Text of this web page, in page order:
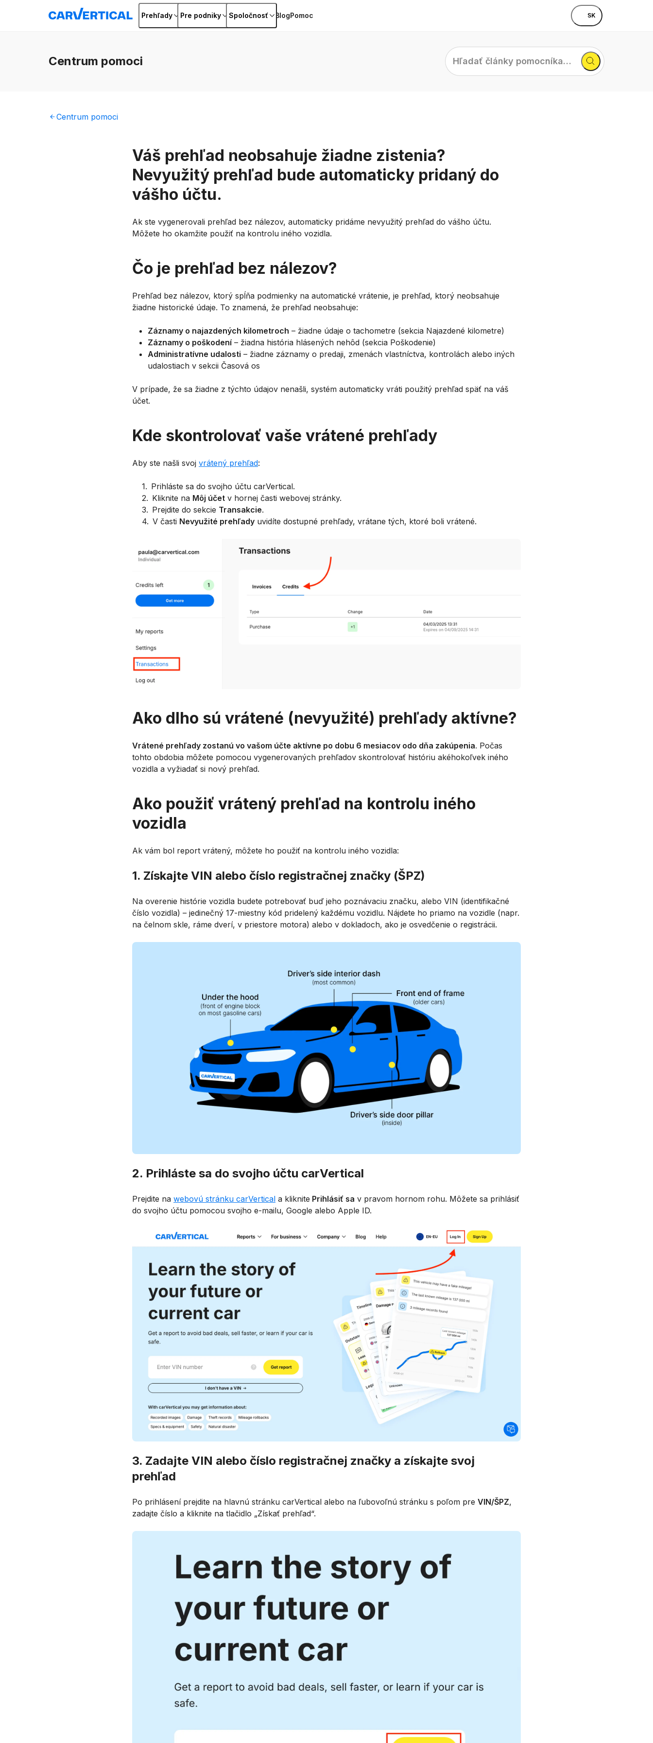
Prehľady Pre podniky Spoločnosť BlogPomoc SK
Centrum pomoci
Hľadať
články
pomocníka…
Centrum pomoci
Váš prehľad neobsahuje žiadne zistenia?
Nevyužitý prehľad bude automaticky pridaný do
vášho účtu.
Ak ste vygenerovali prehľad bez nálezov, automaticky pridáme nevyužitý prehľad do vášho účtu.
Môžete ho okamžite použiť na kontrolu iného vozidla.
Čo je prehľad bez nálezov?
Prehľad bez nálezov, ktorý spĺňa podmienky na automatické vrátenie, je prehľad, ktorý neobsahuje
žiadne historické údaje. To znamená, že prehľad neobsahuje:
Záznamy o najazdených kilometroch – žiadne údaje o tachometre (sekcia Najazdené kilometre)
Záznamy o poškodení – žiadna história hlásených nehôd (sekcia Poškodenie)
Administratívne udalosti – žiadne záznamy o predaji, zmenách vlastníctva, kontrolách alebo iných
udalostiach v sekcii Časová os
V prípade, že sa žiadne z týchto údajov nenašli, systém automaticky vráti použitý prehľad späť na váš
účet.
Kde skontrolovať vaše vrátené prehľady
Aby ste našli svoj vrátený prehľad:
1. Prihláste sa do svojho účtu carVertical.
2. Kliknite na Môj účet v hornej časti webovej stránky.
3. Prejdite do sekcie Transakcie.
4. V časti Nevyužité prehľady uvidíte dostupné prehľady, vrátane tých, ktoré boli vrátené.
Ako dlho sú vrátené (nevyužité) prehľady aktívne?
Vrátené prehľady zostanú vo vašom účte aktívne po dobu 6 mesiacov odo dňa zakúpenia. Počas
tohto obdobia môžete pomocou vygenerovaných prehľadov skontrolovať históriu akéhokoľvek iného
vozidla a vyžiadať si nový prehľad.
Ako použiť vrátený prehľad na kontrolu iného
vozidla
Ak vám bol report vrátený, môžete ho použiť na kontrolu iného vozidla:
1. Získajte VIN alebo číslo registračnej značky (ŠPZ)
Na overenie histórie vozidla budete potrebovať buď jeho poznávaciu značku, alebo VIN (identifikačné
číslo vozidla) – jedinečný 17-miestny kód pridelený každému vozidlu. Nájdete ho priamo na vozidle (napr.
na čelnom skle, ráme dverí, v priestore motora) alebo v dokladoch, ako je osvedčenie o registrácii.
2. Prihláste sa do svojho účtu carVertical
Prejdite na webovú stránku carVertical a kliknite Prihlásiť sa v pravom hornom rohu. Môžete sa prihlásiť
do svojho účtu pomocou svojho e-mailu, Google alebo Apple ID.
3. Zadajte VIN alebo číslo registračnej značky a získajte svoj
prehľad
Po prihlásení prejdite na hlavnú stránku carVertical alebo na ľubovoľnú stránku s poľom pre VIN/ŠPZ,
zadajte číslo a kliknite na tlačidlo „Získať prehľad“.